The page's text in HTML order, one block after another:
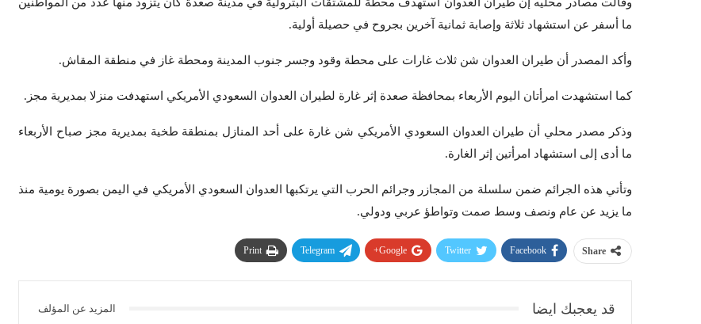
ما أسفر عن استشهاد ثلاثة وإصابة ثمانية آخرين بجروح في حصيلة أولية.
وأكد المصدر أن طيران العدوان شن ثلاث غارات على محطة وقود وجسر جنوب المدينة ومحطة غاز في منطقة المقاش.
كما استشهدت امرأتان اليوم الأربعاء بمحافظة صعدة إثر غارة لطيران العدوان السعودي الأمريكي استهدفت منزلا بمديرية مجز.
وذكر مصدر محلي أن طيران العدوان السعودي الأمريكي شن غارة على أحد المنازل بمنطقة طخية بمديرية مجز صباح الأربعاء
ما أدى إلى استشهاد امرأتين إثر الغارة.
وتأتي هذه الجرائم ضمن سلسلة من المجازر وجرائم الحرب التي يرتكبها العدوان السعودي الأمريكي في اليمن بصورة يومية منذ
ما يزيد عن عام ونصف وسط صمت وتواطؤ عربي ودولي.
Share
Facebook
Twitter
Google+
Telegram
Print
قد يعجبك ايضا المزيد عن المؤلف